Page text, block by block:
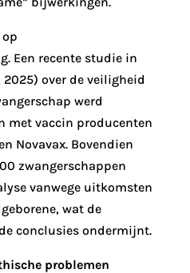
Een recente studie in
2025) over de veiligheid
werd
met vaccin producenten
Novavax. Bovendien
zwangerschappen
vanwege uitkomsten
wat de
conclusies ondermijnt.
problemen